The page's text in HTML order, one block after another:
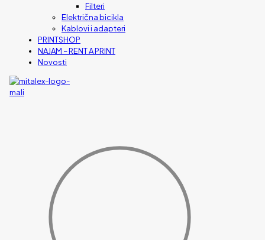
Filteri
Električna bicikla
Kablovi i adapteri
PRINTSHOP
NAJAM – RENT A PRINT
Novosti